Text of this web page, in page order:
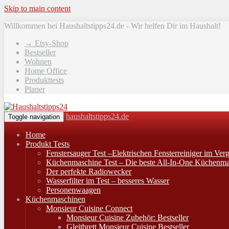
Skip to main content
Willkommen bei Haushaltstipps24.de - Wir helfen Dir im Haushalt!
→ Etsy-Shop
Bestseller
Wohnen
Home Office
Produkttests
Planer
Toggle navigation haushaltstipps24.de
Home
Produkt Tests
Fenstersauger Test –Elektrischen Fensterreiniger im
Küchenmaschine Test – Die beste All-In-One
Der perfekte Radiowecker
Wasserfilter im Test – besseres Wasser
Personenwaagen
Küchenmaschinen
Monsieur Cuisine Connect
Monsieur Cuisine Zubehör: Bestseller
Gleitbrett Monsieur Cuisine Bestseller